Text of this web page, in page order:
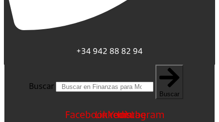
+34 942 88 82 94
Buscar
Buscar
FacebookLinkedin
Youtube
Instagram